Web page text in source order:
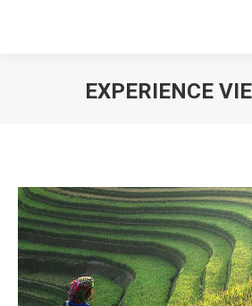
EXPERIENCE